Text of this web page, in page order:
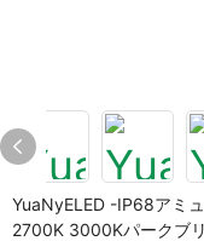
YuaNyELED -IP68アミ
2700K 3000Kパークブ